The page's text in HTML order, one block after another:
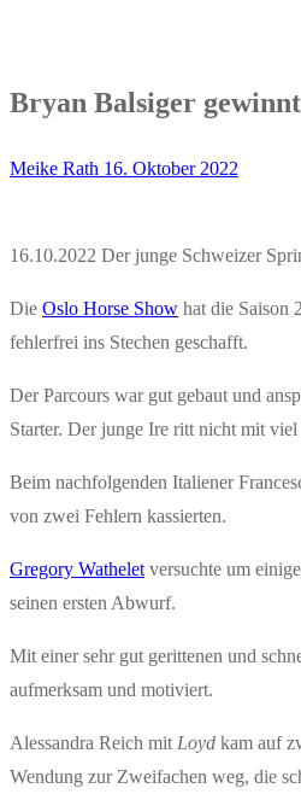
Bryan Balsiger
Meike Rath 16. Oktober 2022
16.10.2022 Der junge Schweizer
Die Oslo Horse Show hat die Saison
fehlerfrei ins Stechen geschafft.
Der Parcours war gut gebaut und
Starter. Der junge Ire ritt nicht mit
Beim nachfolgenden Italiener
von zwei Fehlern kassierten.
Gregory Wathelet versuchte um
seinen ersten Abwurf.
Mit einer sehr gut gerittenen und
aufmerksam und motiviert.
Alessandra Reich mit Loyd kam auf
Wendung zur Zweifachen weg, die